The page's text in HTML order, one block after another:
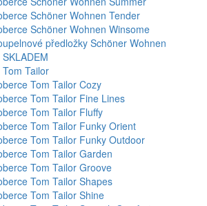
Schöner Wohnen Tender
Schöner Wohnen Winsome
předložky Schöner Wohnen
Tailor
Tom Tailor Cozy
Tom Tailor Fine Lines
Tom Tailor Fluffy
Tom Tailor Funky Orient
Tom Tailor Funky Outdoor
Tom Tailor Garden
Tom Tailor Groove
Tom Tailor Shapes
Tom Tailor Shine